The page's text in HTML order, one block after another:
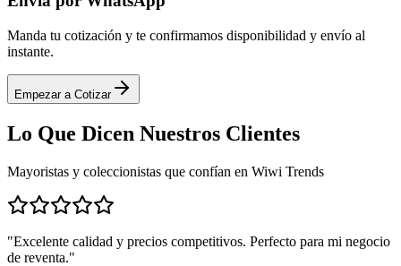
Manda tu cotización y te confirmamos disponibilidad y envío al
instante.
Empezar a Cotizar
Lo Que Dicen Nuestros Clientes
Mayoristas y coleccionistas que confían en Wiwi Trends
"Excelente calidad y precios competitivos. Perfecto para mi negocio
de reventa."